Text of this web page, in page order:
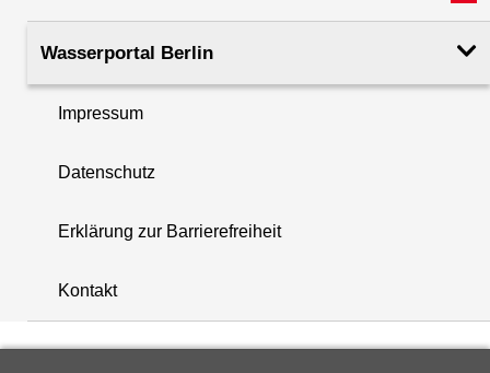
+
−
Wasserportal Berlin
Impressum
Datenschutz
Erklärung zur Barrierefreiheit
Kontakt